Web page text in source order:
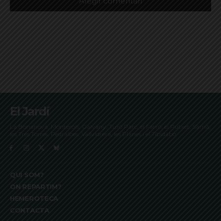
El Jardí
La Bonanova, Monterols, Galvany, Turó Parc, el Farró, el Putxet, Sarrià,
les Tres Torres, Pedralbes, Vallvidrera, les Planes i el Tibidabo
QUI SOM?
ON REPARTIM?
HEMEROTECA
CONTACTA